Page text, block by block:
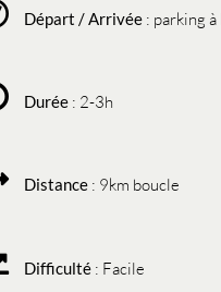
Départ / Arrivée : parking
Durée : 2-3h
Distance : 9km boucle
Difficulté : Facile